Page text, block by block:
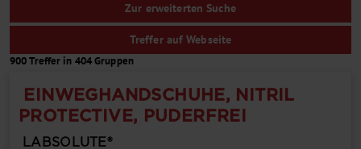
Zur erweiterten Suche
Treffer auf Webseite
900 Treffer in 404 Gruppen
EINWEGHANDSCHUHE, NITRIL
PROTECTIVE, PUDERFREI
LABSOLUTE®